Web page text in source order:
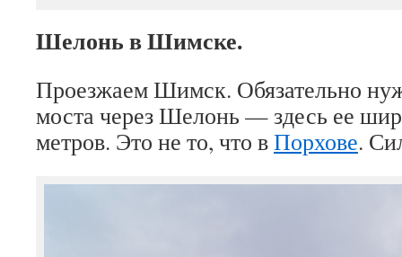
Шелонь в Шимске.
Проезжаем Шимск. Обязательно
моста через Шелонь — здесь ее
метров. Это не то, что вПорхове.